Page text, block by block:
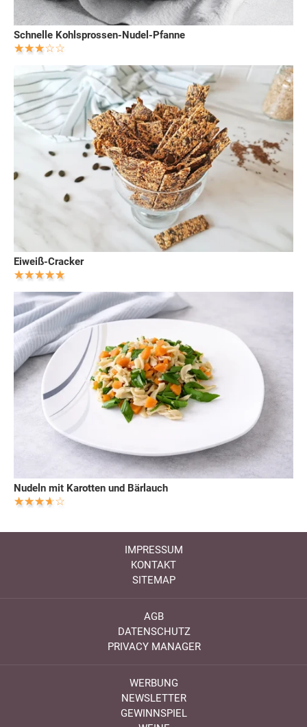
Schnelle Kohlsprossen-Nudel-Pfanne
Eiweiß-Cracker
Nudeln mit Karotten und Bärlauch
IMPRESSUM
KONTAKT
SITEMAP
AGB
DATENSCHUTZ
PRIVACY MANAGER
WERBUNG
NEWSLETTER
GEWINNSPIEL